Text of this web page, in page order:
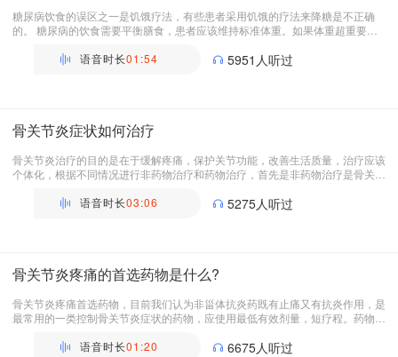
糖尿病饮食的误区之一是饥饿疗法，有些患者采用饥饿的疗法来降糖是不正确
的。 糖尿病的饮食需要平衡膳食，患者应该维持标准体重。如果体重超重要减
相一致的食物量。饥饿的办法可能使自身的物质被消耗，导致体重下降，引起代
少量多餐，将正餐的主食分出1/4的量，作为加餐量的使用；另外可以多选用粗
粮杂粮代替精细粮。可以有更强的刨腹感；另外将口味变淡，少搁盐，还有调味
剂减少也会降低食欲，避免出现饥饿感。
语音时长01:54 5951人听过
骨关节炎症状如何治疗
骨关节炎治疗的目的是在于缓解疼痛，保护关节功能，改善生活质量，治疗应该
个体化，根据不同情况进行非药物治疗和药物治疗，首先是非药物治疗是骨关节
要进行针对性的患教筛查，易感因素治疗要考虑可能的病因和疼痛的程度，并且
锻炼，比如慢跑，太极拳等，对骨关节炎是有效的。另外一些理疗的方法，比如
针灸，水疗，蜡疗，也是有一定疗效。 第二是药物治疗，药物治疗包括控制症
状，药物改善病情药物以及软骨保护剂，首先是控制病情，非甾体抗炎药既有止
痛又有抗炎的作用是最常见的一类控制骨关节炎症状的药物应使用最低有效剂
剂，减轻关节疼痛，不良反应小。当外用药物无法缓解时，可选用口服的非甾体
语音时长03:06 5275人听过
骨关节炎疼痛的首选药物是什么?
骨关节炎疼痛首选药物，目前我们认为非甾体抗炎药既有止痛又有抗炎作用，是
最常用的一类控制骨关节炎症状的药物，应使用最低有效剂量，短疗程。药物的
和或辣椒碱乳剂，可减轻关节疼痛，不良反应小。 外用药物无法缓解的时候，
语音时长01:20 6675人听过